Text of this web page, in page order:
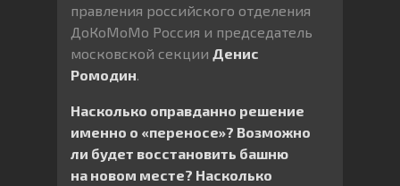
правления российского отделения
ДоКоМоМо Россия и председатель
московской секции Денис
Ромодин
Насколько оправданно решение
именно о «переносе»? Возможно
ли будет восстановить башню
на новом месте? Насколько